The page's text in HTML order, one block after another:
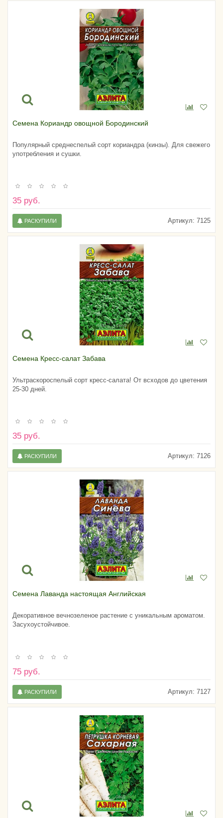
Семена Кориандр овощной Бородинский
Популярный среднеспелый сорт кориандра (кинзы). Для свежего
употребления и сушки.
35 руб.
Артикул: 7125
РАСКУПИЛИ
Семена Кресс-салат Забава
Ультраскороспелый сорт кресс-салата! От всходов до цветения
25-30 дней.
35 руб.
Артикул: 7126
РАСКУПИЛИ
Семена Лаванда настоящая Английская
Декоративное вечнозеленое растение с уникальным ароматом.
Засухоустойчивое.
75 руб.
Артикул: 7127
РАСКУПИЛИ